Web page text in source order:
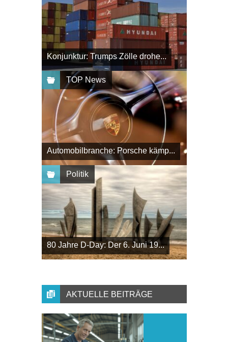
Konjunktur: Trumps Zölle drohe...
TOP News
Automobilbranche: Porsche kämp...
Politik
80 Jahre D-Day: Der 6. Juni 19...
AKTUELLE BEITRÄGE